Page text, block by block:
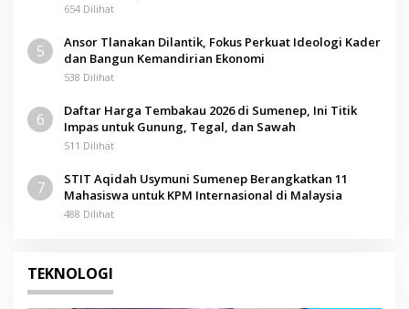
654 Dilihat
5
Ansor Tlanakan Dilantik, Fokus Perkuat Ideologi Kader
dan Bangun Kemandirian Ekonomi
538 Dilihat
6
Daftar Harga Tembakau 2026 di Sumenep, Ini Titik
Impas untuk Gunung, Tegal, dan Sawah
511 Dilihat
7
STIT Aqidah Usymuni Sumenep Berangkatkan 11
Mahasiswa untuk KPM Internasional di Malaysia
488 Dilihat
TEKNOLOGI